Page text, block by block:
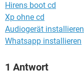
Hirens boot cd
Xp ohne cd
Audiogerät installieren
Whatsapp installieren
1 Antwort